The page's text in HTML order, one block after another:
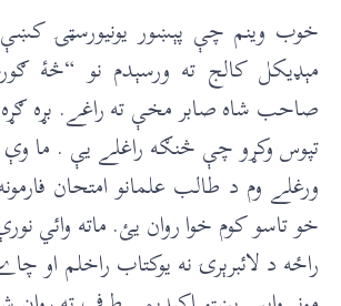
خوب وينم چې پېښور يونيورسټۍ
مېډيکل کالج ته ورسېدم نو “څۀ
صاحب شاه صابر مخې ته راغے. بړه ګړه
تپوس وکړو چې څنګه راغلے يې . ما وې
ورغلے وم د طالب علمانو امتحان
خو تاسو کوم خوا روان يئ. ماته وائي
راځه د لائبرېرۍ نه يوکتاب راخلم